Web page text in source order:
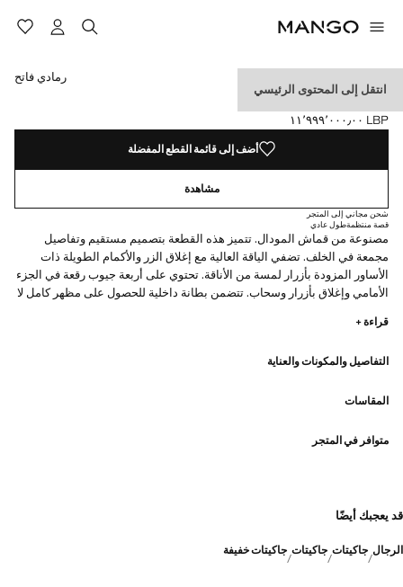
انتقل إلى المحتوى الرئيسي
جاكيت بجيوب من المودال
السعر الحالي [LBP ١١٬٩٩٩٬٠٠٠٫٠٠ ]
LBP ١١٬٩٩٩٬٠٠٠٫٠٠
حدد اللون
تم اختيار اللون رمادي فاتح
رمادي فاتح
أضف إلى قائمة القطع المفضلة
مشاهدة
شحن مجاني إلى المتجر
قصة منتظمةطول عادي
مصنوعة من قماش المودال. تتميز هذه القطعة بتصميم مستقيم وتفاصيل
مجمعة في الخلف. تضفي الياقة العالية مع إغلاق الزر والأكمام الطويلة ذات
الأساور المزودة بأزرار لمسة من الأناقة. تحتوي على أربعة جيوب رقعة في الجزء
الأمامي وإغلاق بأزرار وسحاب. تتضمن بطانة داخلية للحصول على مظهر كامل لا
قراءة +
التفاصيل والمكونات والعناية
المقاسات
متوافر في المتجر
قد يعجبك أيضًا
الرجال جاكيتات جاكيتات جاكيتات خفيفة